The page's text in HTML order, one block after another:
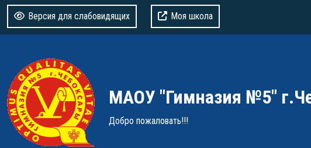
Версия для слабовидящих Моя школа
МАОУ "Гимназия №5"
Добро пожаловать!!!